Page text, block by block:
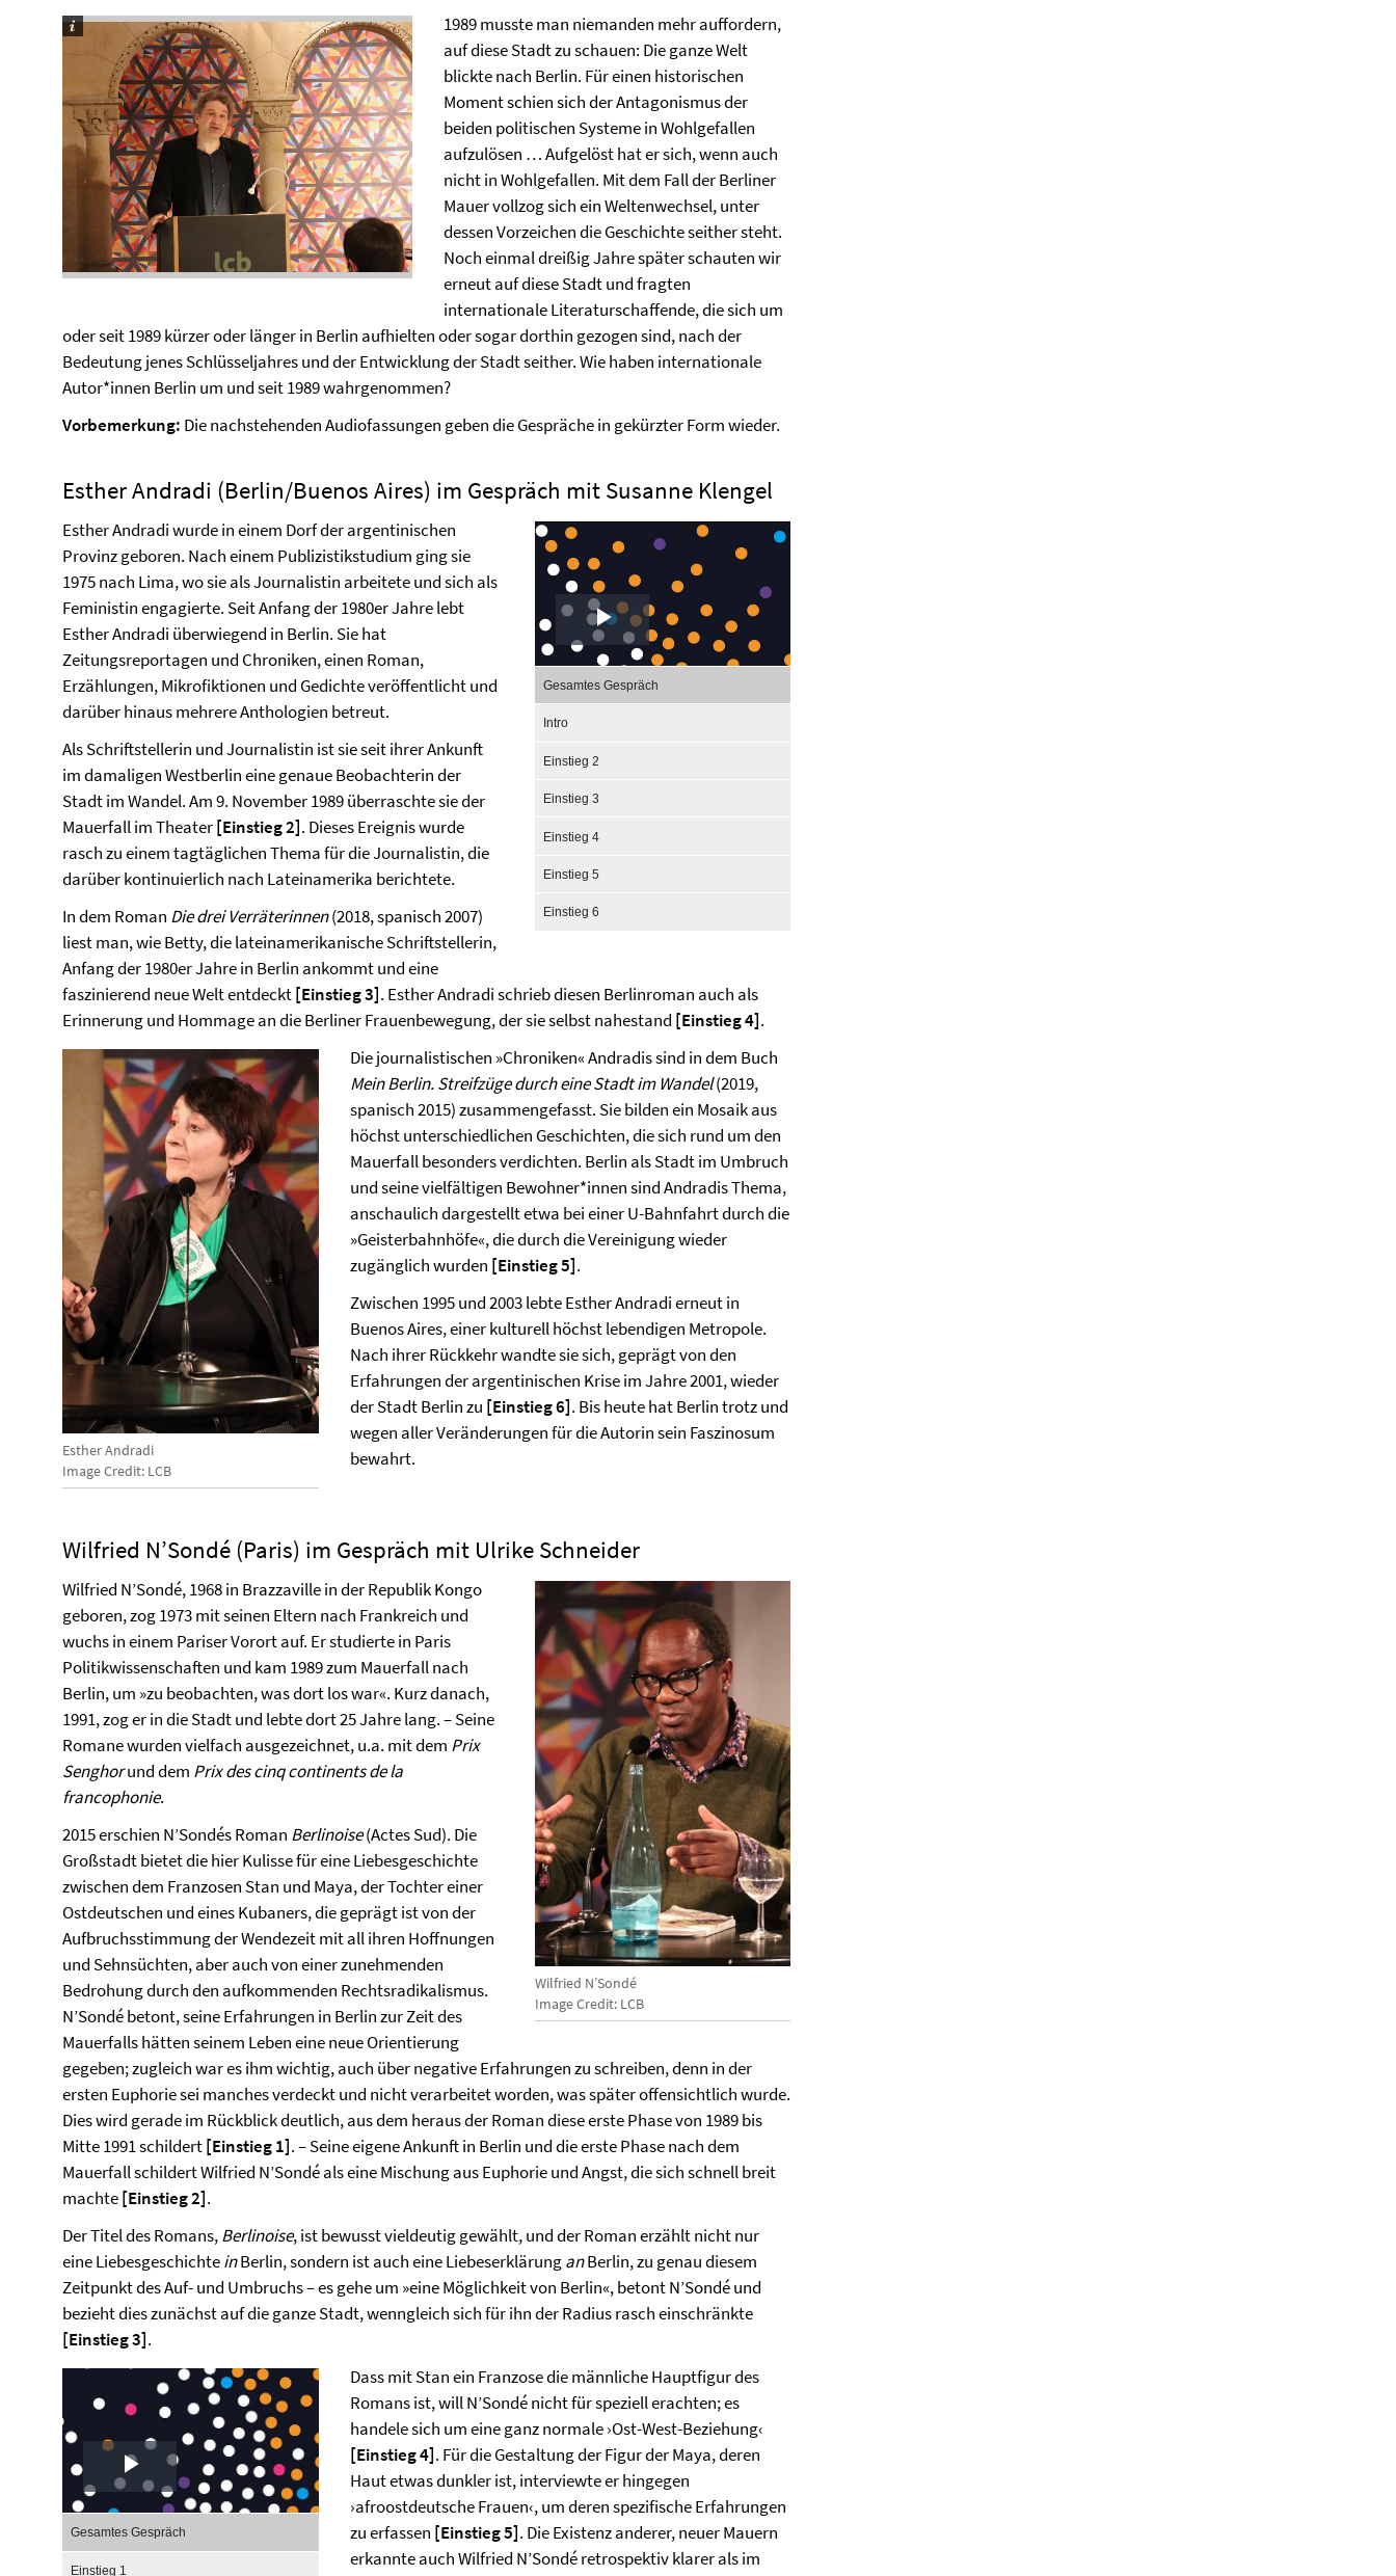
1989 musste man niemanden mehr auffordern,
auf diese Stadt zu schauen: Die ganze Welt
blickte nach Berlin. Für einen historischen
Moment schien sich der Antagonismus der
beiden politischen Systeme in Wohlgefallen
aufzulösen … Aufgelöst hat er sich, wenn auch
nicht in Wohlgefallen. Mit dem Fall der Berliner
Mauer vollzog sich ein Weltenwechsel, unter
dessen Vorzeichen die Geschichte seither steht.
Noch einmal dreißig Jahre später schauten wir
erneut auf diese Stadt und fragten
internationale Literaturschaffende, die sich um
oder seit 1989 kürzer oder länger in Berlin aufhielten oder sogar dorthin gezogen sind, nach der
Bedeutung jenes Schlüsseljahres und der Entwicklung der Stadt seither. Wie haben internationale
Autor*innen Berlin um und seit 1989 wahrgenommen?
Vorbemerkung: Die nachstehenden Audiofassungen geben die Gespräche in gekürzter Form wieder.
Esther Andradi (Berlin/Buenos Aires) im Gespräch mit Susanne Klengel
Play
Video
Gesamtes Gespräch
Intro
Einstieg 2
Einstieg 3
Einstieg 4
Einstieg 5
Einstieg 6
Esther Andradi wurde in einem Dorf der argentinischen
Provinz geboren. Nach einem Publizistikstudium ging sie
1975 nach Lima, wo sie als Journalistin arbeitete und sich als
Feministin engagierte. Seit Anfang der 1980er Jahre lebt
Esther Andradi überwiegend in Berlin. Sie hat
Zeitungsreportagen und Chroniken, einen Roman,
Erzählungen, Mikrofiktionen und Gedichte veröffentlicht und
darüber hinaus mehrere Anthologien betreut.
Als Schriftstellerin und Journalistin ist sie seit ihrer Ankunft
im damaligen Westberlin eine genaue Beobachterin der
Stadt im Wandel. Am 9. November 1989 überraschte sie der
Mauerfall im Theater[Einstieg 2]. Dieses Ereignis wurde
rasch zu einem tagtäglichen Thema für die Journalistin, die
darüber kontinuierlich nach Lateinamerika berichtete.
In dem Roman Die drei Verräterinnen(2018, spanisch 2007)
liest man, wie Betty, die lateinamerikanische Schriftstellerin,
Anfang der 1980er Jahre in Berlin ankommt und eine
faszinierend neue Welt entdeckt[Einstieg 3]. Esther Andradi schrieb diesen Berlinroman auch als
Erinnerung und Hommage an die Berliner Frauenbewegung, der sie selbst nahestand [Einstieg 4].
Esther Andradi
Image Credit: LCB
Die journalistischen »Chroniken« Andradis sind in dem Buch
Mein Berlin. Streifzüge durch eine Stadt im Wandel(2019,
spanisch 2015) zusammengefasst. Sie bilden ein Mosaik aus
höchst unterschiedlichen Geschichten, die sich rund um den
Mauerfall besonders verdichten. Berlin als Stadt im Umbruch
und seine vielfältigen Bewohner*innen sind Andradis Thema,
anschaulich dargestellt etwa bei einer U-Bahnfahrt durch die
»Geisterbahnhöfe«, die durch die Vereinigung wieder
zugänglich wurden [Einstieg 5].
Zwischen 1995 und 2003 lebte Esther Andradi erneut in
Buenos Aires, einer kulturell höchst lebendigen Metropole.
Nach ihrer Rückkehr wandte sie sich, geprägt von den
Erfahrungen der argentinischen Krise im Jahre 2001, wieder
der Stadt Berlin zu [Einstieg 6]. Bis heute hat Berlin trotz und
wegen aller Veränderungen für die Autorin sein Faszinosum
bewahrt.
Wilfried N’Sondé (Paris) im Gespräch mit Ulrike Schneider
Wilfried N’Sondé
Image Credit: LCB
Wilfried N’Sondé, 1968 in Brazzaville in der Republik Kongo
geboren, zog 1973 mit seinen Eltern nach Frankreich und
wuchs in einem Pariser Vorort auf. Er studierte in Paris
Politikwissenschaften und kam 1989 zum Mauerfall nach
Berlin, um »zu beobachten, was dort los war«. Kurz danach,
1991, zog er in die Stadt und lebte dort 25 Jahre lang. – Seine
Romane wurden vielfach ausgezeichnet, u.a. mit dem Prix
Senghorund dem Prix des cinq continents de la
francophonie.
2015 erschien N’Sondés Roman Berlinoise(Actes Sud). Die
Großstadt bietet die hier Kulisse für eine Liebesgeschichte
zwischen dem Franzosen Stan und Maya, der Tochter einer
Ostdeutschen und eines Kubaners, die geprägt ist von der
Aufbruchsstimmung der Wendezeit mit all ihren Hoffnungen
und Sehnsüchten, aber auch von einer zunehmenden
Bedrohung durch den aufkommenden Rechtsradikalismus.
N’Sondé betont, seine Erfahrungen in Berlin zur Zeit des
Mauerfalls hätten seinem Leben eine neue Orientierung
gegeben; zugleich war es ihm wichtig, auch über negative Erfahrungen zu schreiben, denn in der
ersten Euphorie sei manches verdeckt und nicht verarbeitet worden, was später offensichtlich wurde.
Dies wird gerade im Rückblick deutlich, aus dem heraus der Roman diese erste Phase von 1989 bis
Mitte 1991 schildert[Einstieg 1]. – Seine eigene Ankunft in Berlin und die erste Phase nach dem
Mauerfall schildert Wilfried N’Sondé als eine Mischung aus Euphorie und Angst, die sich schnell breit
machte[Einstieg 2].
Der Titel des Romans,Berlinoise, ist bewusst vieldeutig gewählt, und der Roman erzählt nicht nur
eine LiebesgeschichteinBerlin, sondern ist auch eine LiebeserklärunganBerlin, zu genau diesem
Zeitpunkt des Auf- und Umbruchs – es gehe um »eine Möglichkeit von Berlin«, betont N’Sondé und
bezieht dies zunächst auf die ganze Stadt, wenngleich sich für ihn der Radius rasch einschränkte
[Einstieg 3].
Play
Video
Gesamtes Gespräch
selected
Einstieg 1
Dass mit Stan ein Franzose die männliche Hauptfigur des
Romans ist, will N’Sondé nicht für speziell erachten; es
handele sich um eine ganz normale ›Ost-West-Beziehung‹
[Einstieg 4]. Für die Gestaltung der Figur der Maya, deren
Haut etwas dunkler ist, interviewte er hingegen
›afroostdeutsche Frauen‹, um deren spezifische Erfahrungen
zu erfassen [Einstieg 5]. Die Existenz anderer, neuer Mauern
erkannte auch Wilfried N’Sondé retrospektiv klarer als im